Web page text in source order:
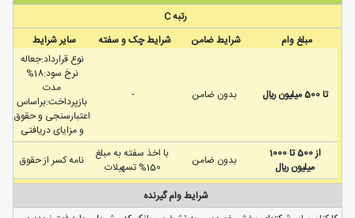
رتبه C
مبلغ وام
شرایط ضامن شرایط چک و سفته سایر شرایط
بدون ضامن
نوع قرارداد:جعاله
نرخ سود:18%
مدت
بازپرداخت:براساس
اعتبارسنجی و حقوق
و مزایای دریافتی
از 500 تا 1000
ميليون ريال
بدون ضامن
با اخذ سفته به مبلغ
150% تسهیلات
نامه كسر از حقوق
شرایط وام گیرنده